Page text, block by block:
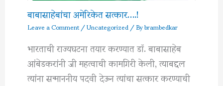
बाबासाहेबांचा अमेरिकेत सत्कार….!
Leave a Comment/Uncategorized/ Bybrambedkar
भारताची राज्यघटना तयार करण्यात डॉ. बाबासाहेब
आंबेडकरांनी जी महत्वाची कामगिरी केली, त्याबद्दल
त्यांना सन्माननीय पदवी देऊन त्यांचा सत्कार करण्याची